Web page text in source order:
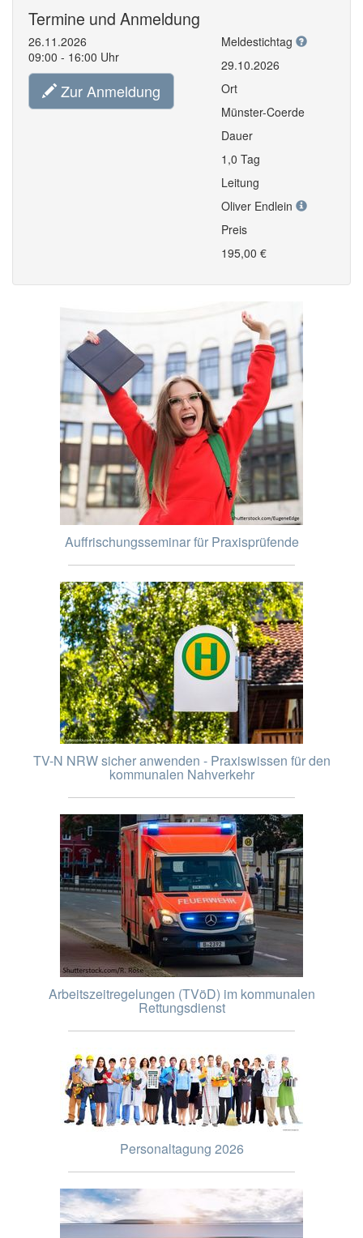
Termine und Anmeldung
26.11.2026
09:00 - 16:00 Uhr
Zur Anmeldung
Meldestichtag
29.10.2026
Ort
Münster-Coerde
Dauer
1,0 Tag
Leitung
Oliver Endlein
Preis
195,00 €
Auffrischungsseminar für Praxisprüfende
TV-N NRW sicher anwenden - Praxiswissen für den
kommunalen Nahverkehr
Arbeitszeitregelungen (TVöD) im kommunalen
Rettungsdienst
Personaltagung 2026